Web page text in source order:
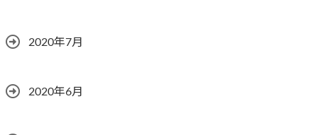
2020年7月
2020年6月